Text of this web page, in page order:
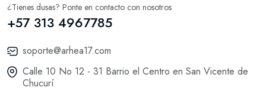
¿Tienes dusas? Ponte en contacto con nosotros
+57 313 4967785
soporte@arhea17.com
Calle 10 No 12 - 31 Barrio el Centro en San Vicente de
Chucurí